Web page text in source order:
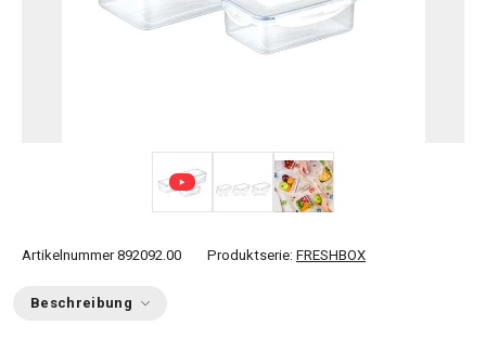
Artikelnummer 892092.00 Produktserie: FRESHBOX
Beschreibung